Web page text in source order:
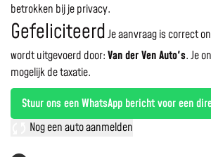
betrokken bij je privacy.
GefeliciteerdJe aanvraag is correct
wordt uitgevoerd door:Van der Ven Auto's.Je
mogelijk de taxatie.
Stuur ons een WhatsApp bericht voor een
Nog een auto aanmelden